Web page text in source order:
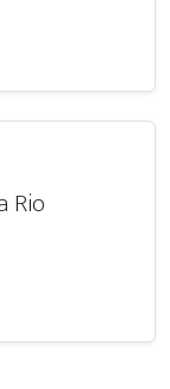
Rio